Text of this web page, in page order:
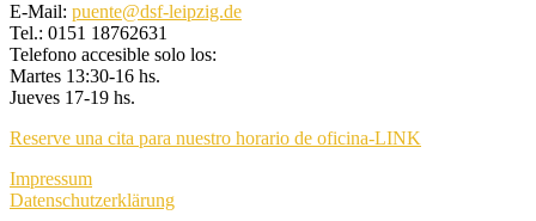
E-Mail: puente@dsf-leipzig.de
Tel.: 0151 18762631
Telefono accesible solo los:
Martes 13:30-16 hs.
Jueves 17-19 hs.
Reserve una cita para nuestro horario de oficina-LINK
Impressum
Datenschutzerklärung